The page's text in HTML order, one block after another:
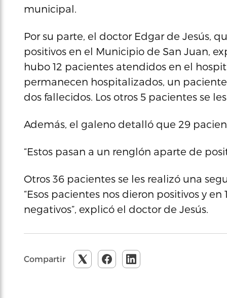
municipal.
Por su parte, el doctor Edgar de Jesús,
positivos en el Municipio de San Juan,
hubo 12 pacientes atendidos en el
permanecen hospitalizados, un
dos fallecidos. Los otros 5 pacientes se
Además, el galeno detalló que 29
“Estos pasan a un renglón aparte de
Otros 36 pacientes se les realizó una
“Esos pacientes nos dieron positivos y
negativos”, explicó el doctor de Jesús.
Compartir